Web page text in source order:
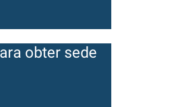
obter sede